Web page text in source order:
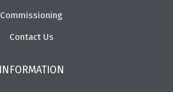
Commissioning
Contact Us
INFORMATION